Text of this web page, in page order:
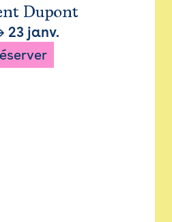
Dupont
23 janv.